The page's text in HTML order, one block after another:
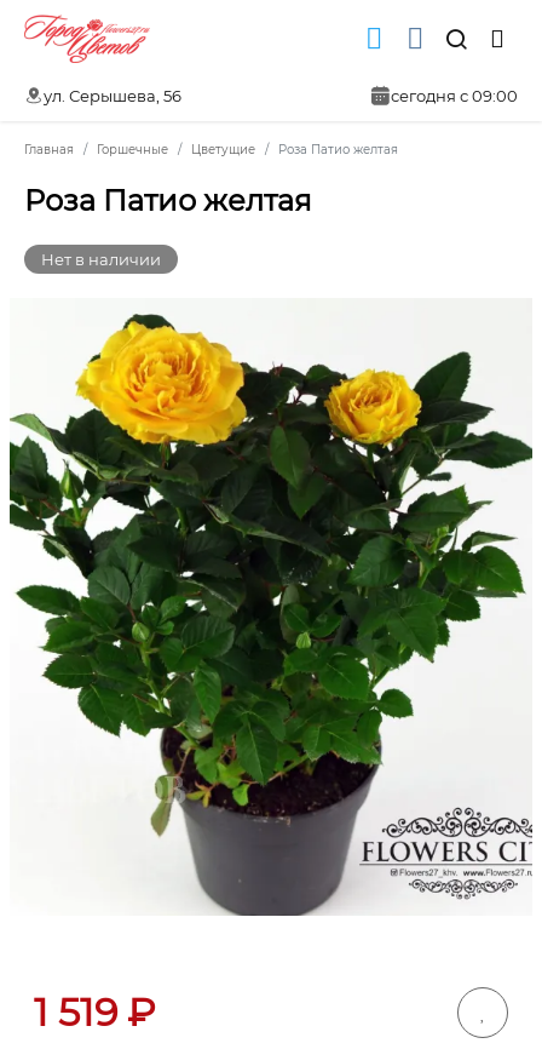
ул. Серышева, 56 сегодня с 09:00
Главная Горшечные Цветущие Роза Патио желтая
Роза Патио желтая
Нет в наличии
1 519₽